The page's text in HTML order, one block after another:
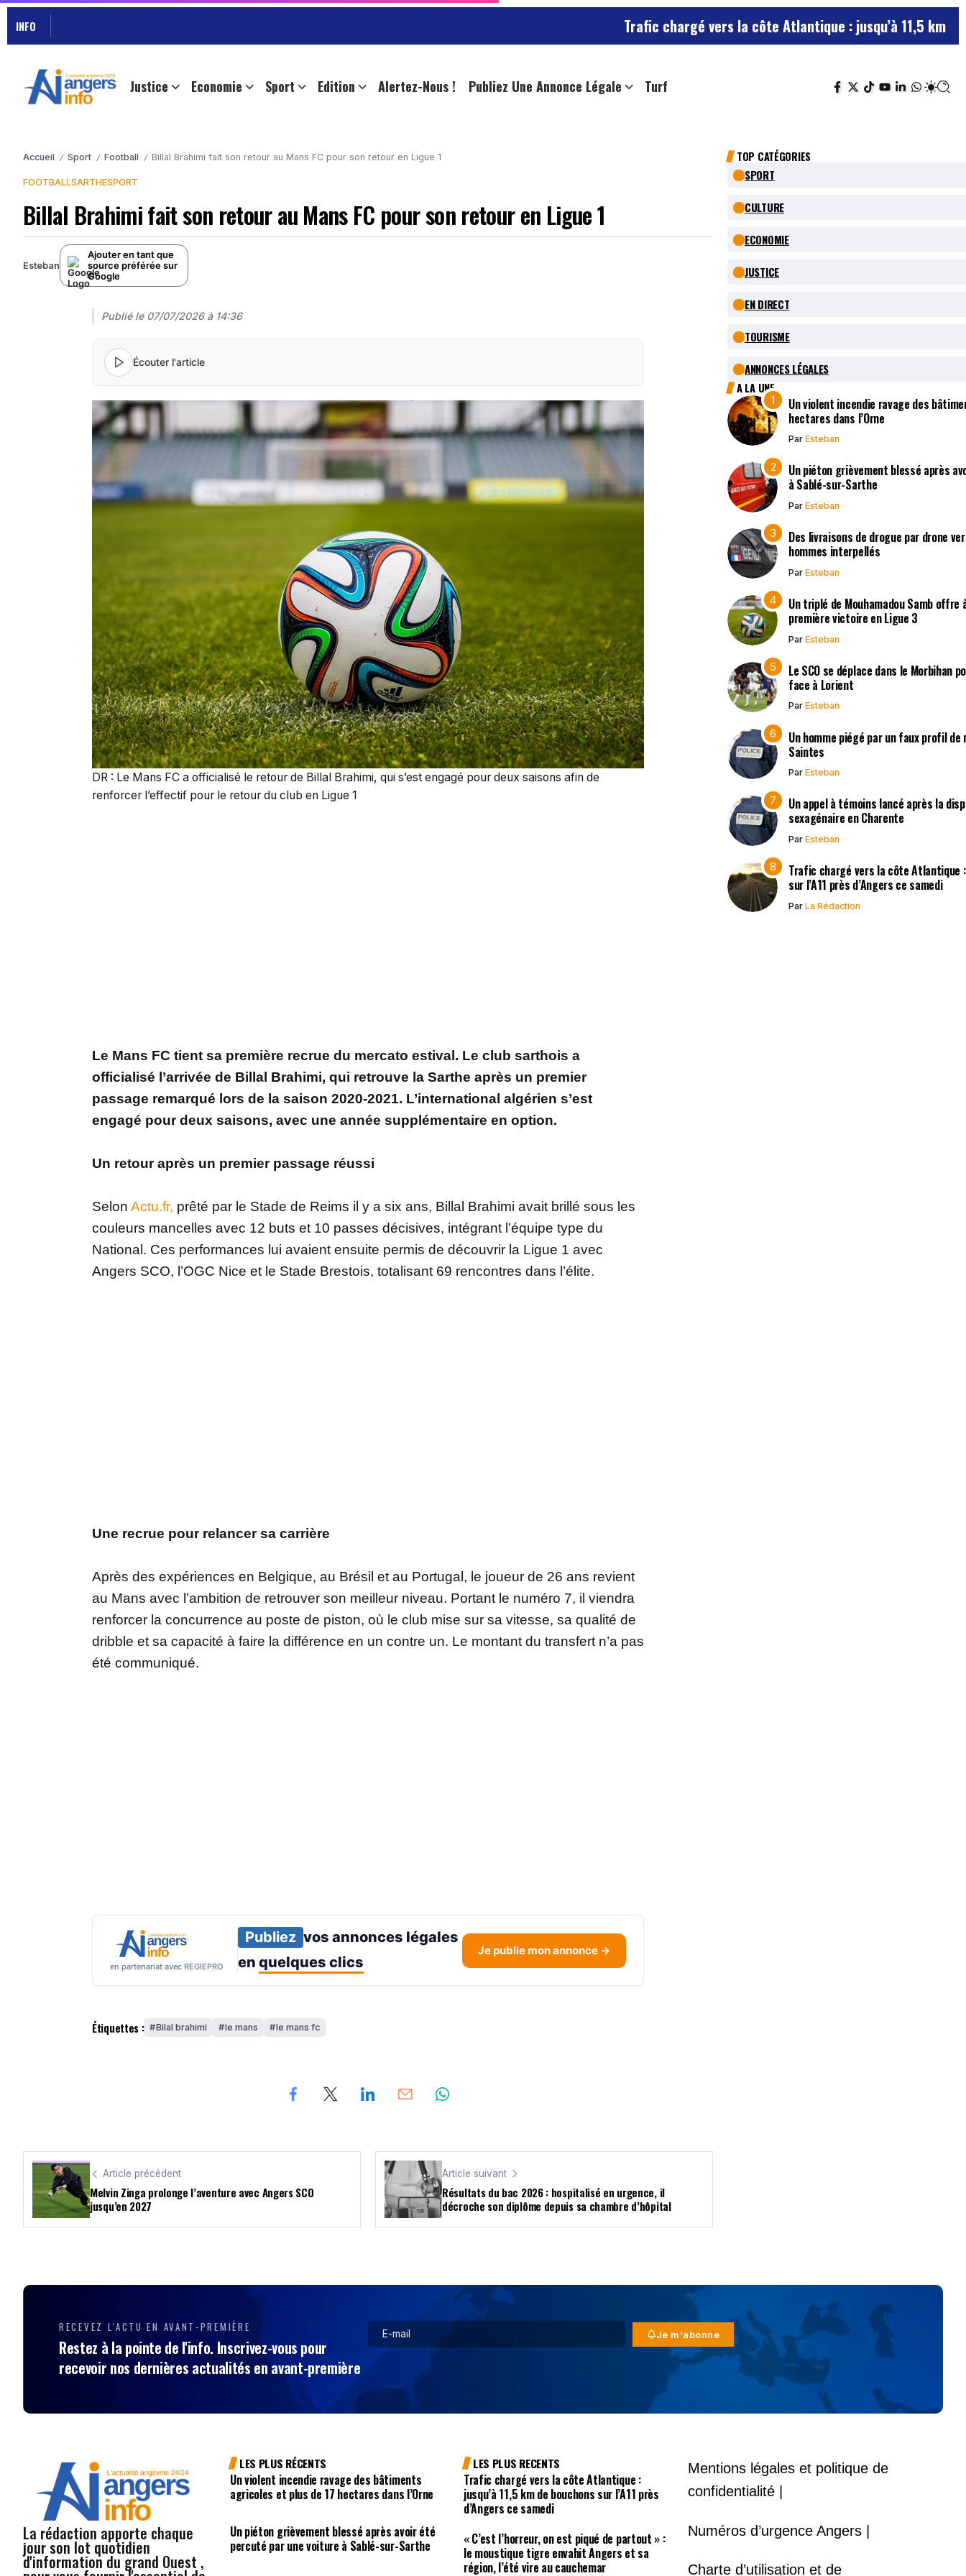
INFO Trafic chargé vers la côte Atlantique : jusqu’à 11,5 km de
Justice Economie Sport Edition Alertez-Nous ! Publiez Une Annonce Légale Turf
Accueil / Sport / Football / Billal Brahimi fait son retour au Mans FC pour son retour en Ligue 1
FOOTBALLSARTHESPORT
Billal Brahimi fait son retour au Mans FC pour son retour en Ligue 1
Esteban
Ajouter en tant que
source préférée sur
Google
Publié le 07/07/2026 à 14:36
Écouter l'article
DR : Le Mans FC a officialisé le retour de Billal Brahimi, qui s’est engagé pour deux saisons afin de
renforcer l’effectif pour le retour du club en Ligue 1
Le Mans FC tient sa première recrue du mercato estival. Le club sarthois a
officialisé l’arrivée de Billal Brahimi, qui retrouve la Sarthe après un premier
passage remarqué lors de la saison 2020-2021. L’international algérien s’est
engagé pour deux saisons, avec une année supplémentaire en option.
Un retour après un premier passage réussi
Selon Actu.fr, prêté par le Stade de Reims il y a six ans, Billal Brahimi avait brillé sous les
couleurs mancelles avec 12 buts et 10 passes décisives, intégrant l’équipe type du
National. Ces performances lui avaient ensuite permis de découvrir la Ligue 1 avec
Angers SCO, l’OGC Nice et le Stade Brestois, totalisant 69 rencontres dans l’élite.
Une recrue pour relancer sa carrière
Après des expériences en Belgique, au Brésil et au Portugal, le joueur de 26 ans revient
au Mans avec l’ambition de retrouver son meilleur niveau. Portant le numéro 7, il viendra
renforcer la concurrence au poste de piston, où le club mise sur sa vitesse, sa qualité de
dribble et sa capacité à faire la différence en un contre un. Le montant du transfert n’a pas
été communiqué.
en partenariat avec REGIEPRO
Publiez vos annonces légales
en quelques clics
Je publie mon annonce →
Étiquettes : Bilal brahimi le mans le mans fc
Article précédent
Melvin Zinga prolonge l’aventure avec Angers SCO
jusqu’en 2027
Article suivant
Résultats du bac 2026 : hospitalisé en urgence, il
décroche son diplôme depuis sa chambre d’hôpital
TOP CATÉGORIES
SPORT
CULTURE
ECONOMIE
JUSTICE
EN DIRECT
TOURISME
ANNONCES LÉGALES
A LA UNE
Un violent incendie ravage des
hectares dans l’Orne
Par Esteban
Un piéton grièvement blessé après
à Sablé-sur-Sarthe
Par Esteban
Des livraisons de drogue par drone
hommes interpellés
Par Esteban
Un triplé de Mouhamadou Samb offre
première victoire en Ligue 3
Par Esteban
Le SCO se déplace dans le Morbihan
face à Lorient
Par Esteban
Un homme piégé par un faux profil
Saintes
Par Esteban
Un appel à témoins lancé après la
sexagénaire en Charente
Par Esteban
Trafic chargé vers la côte Atlantique :
sur l’A11 près d’Angers ce samedi
Par La Rédaction
RECEVEZ L'ACTU EN AVANT-PREMIÈRE
Restez à la pointe de l'info. Inscrivez-vous pour
recevoir nos dernières actualités en avant-première
Je m'abonne
La rédaction apporte chaque
jour son lot quotidien
d'information du grand Ouest ,
LES PLUS RÉCENTS
Un violent incendie ravage des bâtiments
agricoles et plus de 17 hectares dans l’Orne
Un piéton grièvement blessé après avoir été
percuté par une voiture à Sablé-sur-Sarthe
LES PLUS RECENTS
Trafic chargé vers la côte Atlantique :
jusqu’à 11,5 km de bouchons sur l’A11 près
d’Angers ce samedi
« C’est l’horreur, on est piqué de partout » :
le moustique tigre envahit Angers et sa
région, l’été vire au cauchemar
Mentions légales et politique de
confidentialité |
Numéros d’urgence Angers |
Charte d’utilisation et de